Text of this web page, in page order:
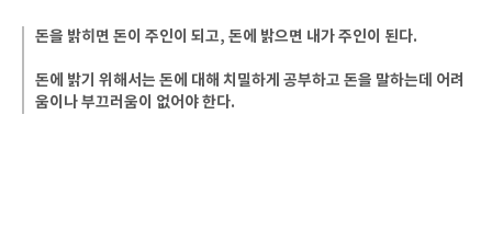
돈을 밝히면 돈이 주인이 되고, 돈에 밝으면 내가 주인이 된다.
돈에 밝기 위해서는 돈에 대해 치밀하게 공부하고 돈을 말하는데 어려
움이나 부끄러움이 없어야 한다.